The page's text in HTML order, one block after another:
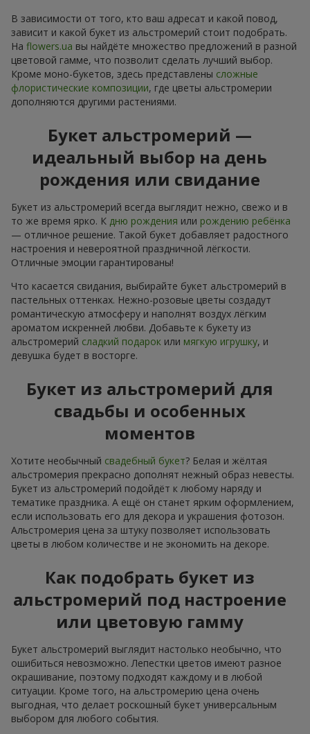
В зависимости от того, кто ваш адресат и какой повод,
зависит и какой букет из альстромерий стоит подобрать.
На flowers.ua вы найдёте множество предложений в разной
цветовой гамме, что позволит сделать лучший выбор.
Кроме моно-букетов, здесь представлены сложные
флористические композиции, где цветы альстромерии
дополняются другими растениями.
Букет альстромерий —
идеальный выбор на день
рождения или свидание
Букет из альстромерий всегда выглядит нежно, свежо и в
то же время ярко. К дню рождения или рождению ребёнка
— отличное решение. Такой букет добавляет радостного
настроения и невероятной праздничной лёгкости.
Отличные эмоции гарантированы!
Что касается свидания, выбирайте букет альстромерий в
пастельных оттенках. Нежно-розовые цветы создадут
романтическую атмосферу и наполнят воздух лёгким
ароматом искренней любви. Добавьте к букету из
альстромерий сладкий подарок или мягкую игрушку, и
девушка будет в восторге.
Букет из альстромерий для
свадьбы и особенных
моментов
Хотите необычный свадебный букет? Белая и жёлтая
альстромерия прекрасно дополнят нежный образ невесты.
Букет из альстромерий подойдёт к любому наряду и
тематике праздника. А ещё он станет ярким оформлением,
если использовать его для декора и украшения фотозон.
Альстромерия цена за штуку позволяет использовать
цветы в любом количестве и не экономить на декоре.
Как подобрать букет из
альстромерий под настроение
или цветовую гамму
Букет альстромерий выглядит настолько необычно, что
ошибиться невозможно. Лепестки цветов имеют разное
окрашивание, поэтому подходят каждому и в любой
ситуации. Кроме того, на альстромерию цена очень
выгодная, что делает роскошный букет универсальным
выбором для любого события.